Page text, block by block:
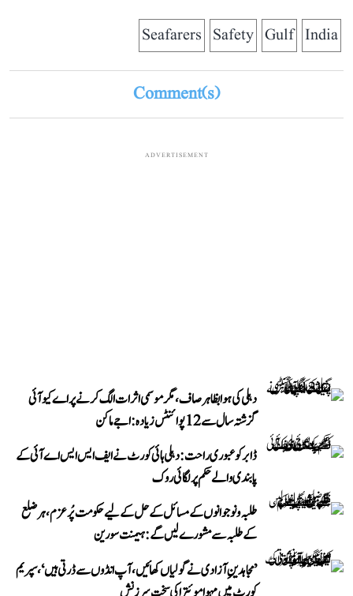
India
Gulf
Safety
Seafarers
Comment(s)
ADVERTISEMENT
دہلی کی ہوا بظاہر صاف، مگر موسمی اثرات الگ کرنے پر اے کیو آئی
گزشتہ سال سے 12 پوائنٹس زیادہ: اجے ماکن
ڈابر کو عبوری راحت: دہلی ہائی کورٹ نے ایف ایس ایس اے آئی کے
پابندی والے حکم پر لگائی روک
طلبہ و نوجوانوں کے مسائل کے حل کے لیے حکومت پُرعزم، ہر ضلع
کے طلبہ سے مشورے لیں گے: ہیمنت سورین
’مجاہدینِ آزادی نے گولیاں کھائیں، آپ انڈوں سے ڈرتی ہیں‘، سپریم